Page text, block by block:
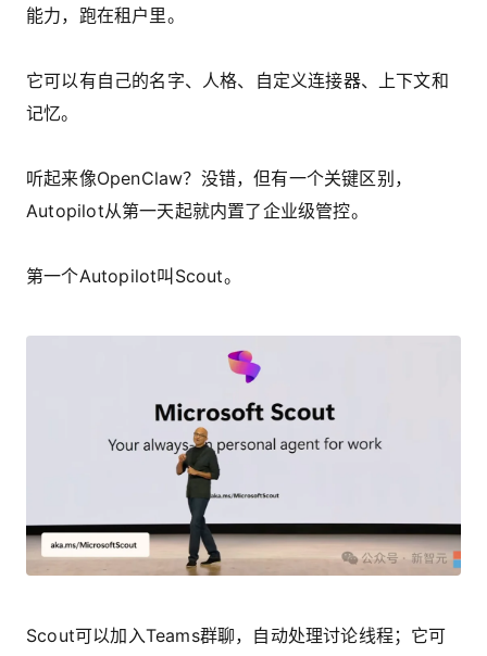
能力，跑在租户里。
它可以有自己的名字、人格、自定义连接器、上下文和
记忆。
听起来像OpenClaw？没错，但有一个关键区别，
Autopilot从第一天起就内置了企业级管控。
第一个Autopilot叫Scout。
Scout可以加入Teams群聊，自动处理讨论线程；它可